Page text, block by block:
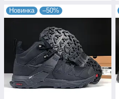
Новинка –50%